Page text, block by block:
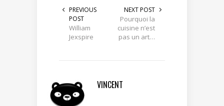
PREVIOUS
POST
William
Jexspire
NEXT POST
Pourquoi la
cuisine n’est
pas un art…
VINCENT